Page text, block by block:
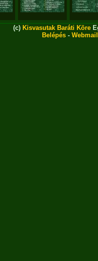
(c) Kisvasutak Baráti Köre
Belépés - Webmail